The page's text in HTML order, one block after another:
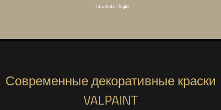
Современные декоративные краски
VALPAINT